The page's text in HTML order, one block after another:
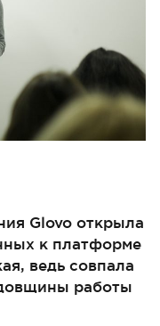
Glovo открыла
к платформе
ведь совпала
работы